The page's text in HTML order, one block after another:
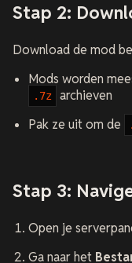
Stap 2:
Download de mod
Mods worden
.7z
archieven
Pak ze uit om de
Stap 3:
Open je
Ga naar het